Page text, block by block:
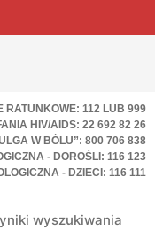
RATUNKOWE: 112 LUB 999
HIV/AIDS: 22 692 82 26
W BÓLU”: 800 706 838
- DOROŚLI: 116 123
- DZIECI: 116 111
wyszukiwania